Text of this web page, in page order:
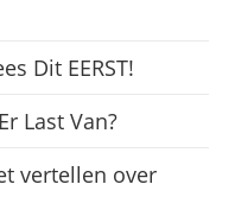
Dit EERST!
Last Van?
vertellen over